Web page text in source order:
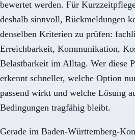
bewertet werden. Für
deshalb sinnvoll, Rückmeldungen
denselben Kriterien zu prüfen:
Erreichbarkeit, Kommunikation,
Belastbarkeit im Alltag. Wer diese
erkennt schneller, welche Option
passend wirkt und welche Lösung
Bedingungen tragfähig bleibt.
Gerade im Baden-Württemberg-